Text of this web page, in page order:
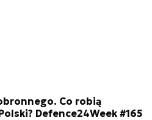
Co robią
Defence24Week #165